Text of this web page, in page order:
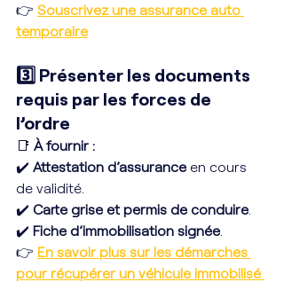
👉 Souscrivez une assurance auto
temporaire
3️⃣ Présenter les documents
requis par les forces de
l’ordre
📑 À fournir :
✔️ Attestation d’assurance en cours
de validité.
✔️ Carte grise et permis de conduire
✔️ Fiche d’immobilisation signée
👉 En savoir plus sur les démarches
pour récupérer un véhicule immobilisé